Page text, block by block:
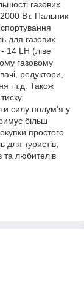
газових
2000 Вт. Пальник
для газових
14 LH (ліве
газовому
редуктори,
і т.д. Також
силу полум'я у
більш
простого
туристів,
та любителів